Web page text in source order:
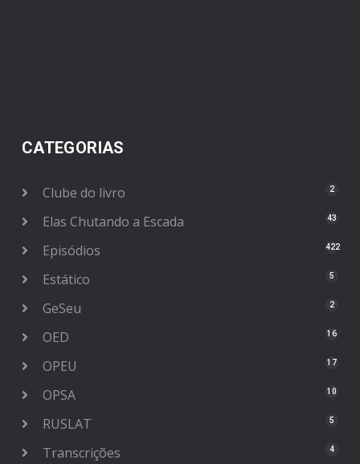
CATEGORIAS
Clube do livro 2
Elas Chutando a Escada 43
Episódios 422
Estático 5
GeSeu 2
OED 16
OPEU 17
OPSA 10
RUSLAT 5
Transcrições 4